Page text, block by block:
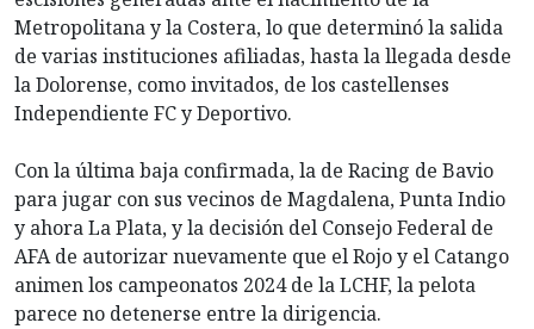
Metropolitana y la Costera, lo que determinó la salida
de varias instituciones afiliadas, hasta la llegada desde
la Dolorense, como invitados, de los castellenses
Independiente FC y Deportivo.
Con la última baja confirmada, la de Racing de Bavio
para jugar con sus vecinos de Magdalena, Punta Indio
y ahora La Plata, y la decisión del Consejo Federal de
AFA de autorizar nuevamente que el Rojo y el Catango
animen los campeonatos 2024 de la LCHF, la pelota
parece no detenerse entre la dirigencia.